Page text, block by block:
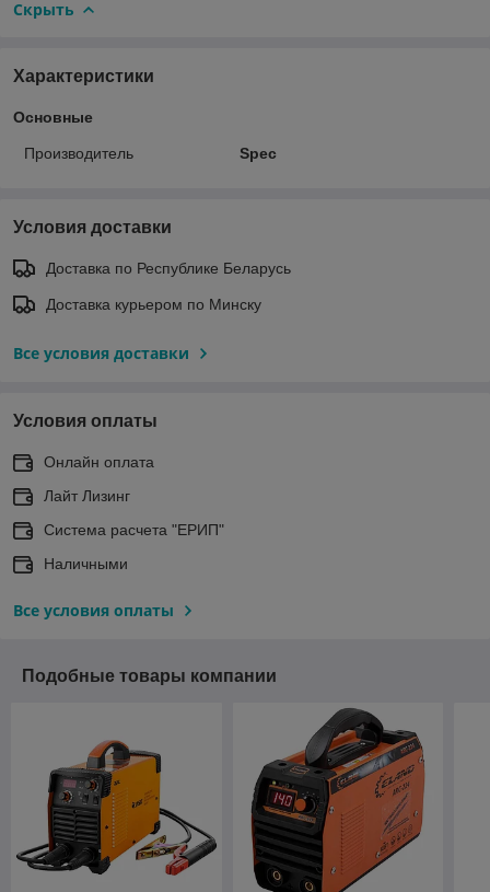
Скрыть
Характеристики
Основные
Производитель Spec
Условия доставки
Доставка по Республике Беларусь
Доставка курьером по Минску
Все условия доставки
Условия оплаты
Онлайн оплата
Лайт Лизинг
Система расчета "ЕРИП"
Наличными
Все условия оплаты
Подобные товары компании